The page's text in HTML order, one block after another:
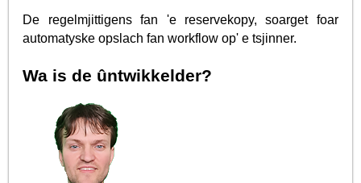
De regelmjittigens fan 'e reservekopy, soarget foar
automatyske opslach fan workflow op' e tsjinner.
Wa is de ûntwikkelder?